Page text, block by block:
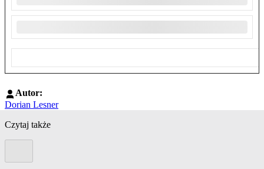
Autor:
Dorian Lesner
Czytaj także